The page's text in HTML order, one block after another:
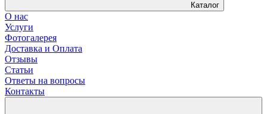
Каталог
О нас
Услуги
Фотогалерея
Доставка и Оплата
Отзывы
Статьи
Ответы на вопросы
Контакты